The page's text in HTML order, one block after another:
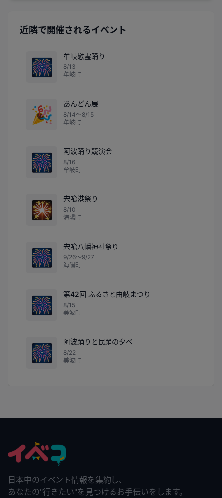
近隣で開催されるイベント
🎆
牟岐慰霊踊り
8/13
牟岐町
🎉
あんどん展
8/14〜8/15
牟岐町
🎆
阿波踊り競演会
8/16
牟岐町
🎇
宍喰港祭り
8/10
海陽町
🎆
宍喰八幡神社祭り
9/26〜9/27
海陽町
🎆
第42回 ふるさと由岐まつり
8/15
美波町
🎆
阿波踊りと民踊の夕べ
8/22
美波町
日本中のイベント情報を集約し、
あなたの"行きたい"を見つけるお手伝いをします。